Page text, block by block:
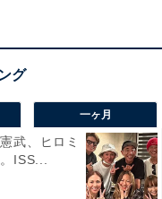
一ヶ月
武、ヒロミ
ISS...